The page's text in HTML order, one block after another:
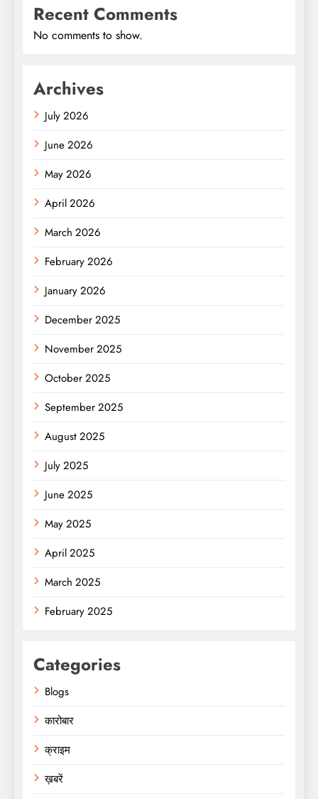
Recent Comments
No comments to show.
Archives
July 2026
June 2026
May 2026
April 2026
March 2026
February 2026
January 2026
December 2025
November 2025
October 2025
September 2025
August 2025
July 2025
June 2025
May 2025
April 2025
March 2025
February 2025
Categories
Blogs
कारोबार
क्राइम
ख़बरें